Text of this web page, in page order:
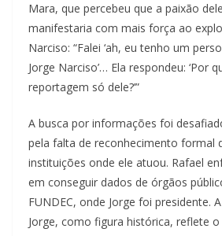
Mara, que percebeu que a paixão
manifestaria com mais força ao
Narciso: “Falei ‘ah, eu tenho um
Jorge Narciso’… Ela respondeu: ‘Por
reportagem só dele?’”
A busca por informações foi
pela falta de reconhecimento formal
instituições onde ele atuou. Rafael
em conseguir dados de órgãos
FUNDEC, onde Jorge foi presidente.
Jorge, como figura histórica, reflete